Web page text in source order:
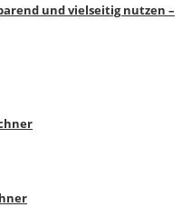
und vielseitig nutzen –